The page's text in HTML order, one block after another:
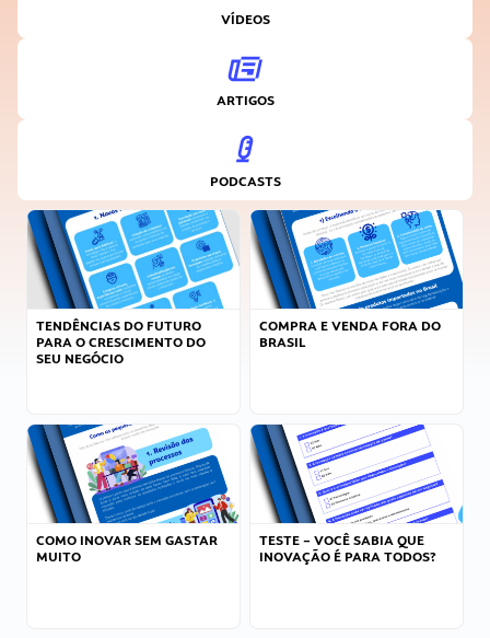
VÍDEOS
ARTIGOS
PODCASTS
TENDÊNCIAS DO FUTURO
PARA O CRESCIMENTO DO
SEU NEGÓCIO
COMPRA E VENDA FORA DO
BRASIL
COMO INOVAR SEM GASTAR
MUITO
TESTE – VOCÊ SABIA QUE
INOVAÇÃO É PARA TODOS?